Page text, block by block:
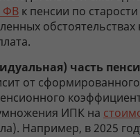
ФВ к пенсии по
часть
от
ИПК на
Например, в 2025